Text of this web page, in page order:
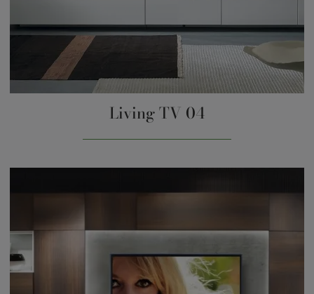
Living TV 04